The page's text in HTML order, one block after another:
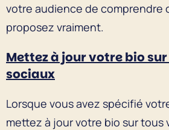
votre audience de comprendre
proposez vraiment.
Mettez à jour votre bio
sociaux
Lorsque vous avez spécifié
mettez à jour votre bio sur tous